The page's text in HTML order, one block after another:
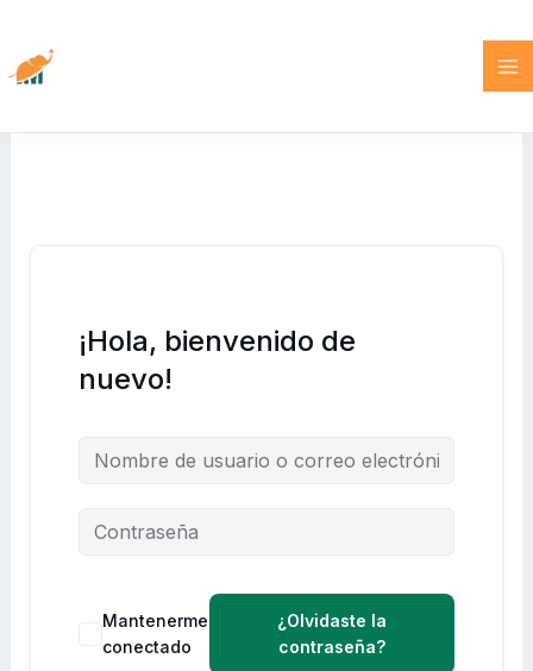
contenido
¡Hola, bienvenido de
nuevo!
Mantenerme
conectado
¿Olvidaste la
contraseña?